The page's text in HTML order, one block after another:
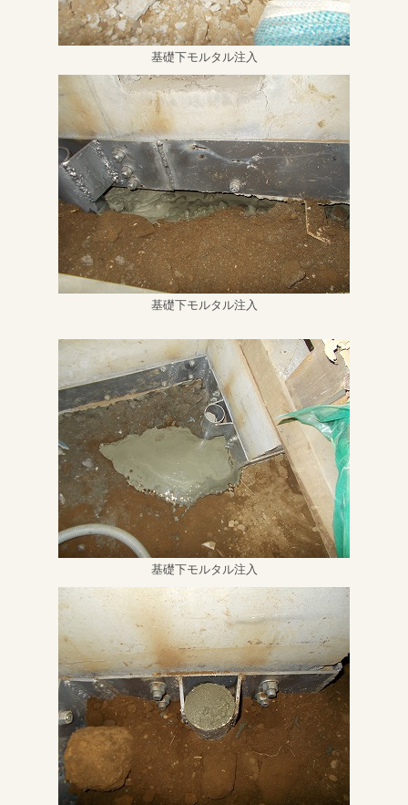
基礎下モルタル注入
基礎下モルタル注入
基礎下モルタル注入